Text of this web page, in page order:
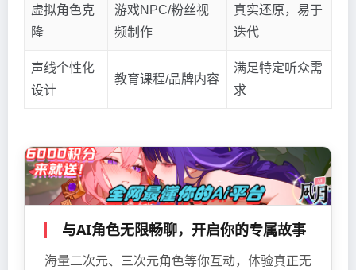
虚拟角色克
隆
游戏NPC/粉丝视
频制作
真实还原，易于
迭代
声线个性化
设计
教育课程/品牌内容
满足特定听众需
求
与AI角色无限畅聊，开启你的专属故事
海量二次元、三次元角色等你互动，体验真正无